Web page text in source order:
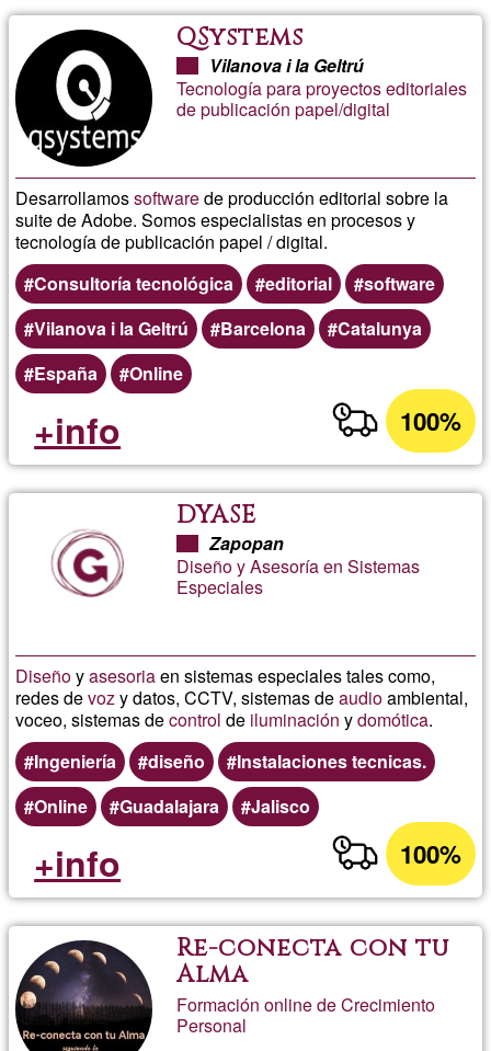
QSystems
Vilanova i la Geltrú
Tecnología para proyectos editoriales
de publicación papel/digital
Desarrollamossoftwarede producción editorial sobre la
suite de Adobe. Somos especialistas en procesos y
tecnología de publicación papel / digital.
Consultoría tecnológica
editorial
software
Vilanova i la Geltrú
Barcelona
Catalunya
España
Online
100%
+info
DYASE
Zapopan
Diseño y Asesoría en Sistemas
Especiales
Diseñoyasesoriaen sistemas especiales tales como,
redes devozy datos, CCTV, sistemas deaudioambiental,
voceo, sistemas decontrol de iluminación ydomótica.
Ingeniería
diseño
Instalaciones tecnicas.
Online
Guadalajara Jalisco
100%
+info
Re-conecta con tu
Alma
Formación online de Crecimiento
Personal